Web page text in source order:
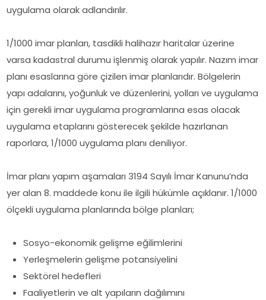
uygulama olarak adlandırılır.
1/1000 imar planları, tasdikli halihazır haritalar üzerine
varsa kadastral durumu işlenmiş olarak yapılır. Nazım imar
planı esaslarına göre çizilen imar planlarıdır. Bölgelerin
yapı adalarını, yoğunluk ve düzenlerini, yolları ve uygulama
için gerekli imar uygulama programlarına esas olacak
uygulama etaplarını gösterecek şekilde hazırlanan
raporlara, 1/1000 uygulama planı deniliyor.
İmar planı yapım aşamaları 3194 Sayılı İmar Kanunu’nda
yer alan 8. maddede konu ile ilgili hükümle açıklanır. 1/1000
ölçekli uygulama planlarında bölge planları;
Sosyo-ekonomik gelişme eğilimlerini
Yerleşmelerin gelişme potansiyelini
Sektörel hedefleri
Faaliyetlerin ve alt yapıların dağılımını